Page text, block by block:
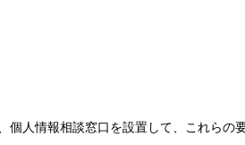
人情報相談窓口を設置して、これらの